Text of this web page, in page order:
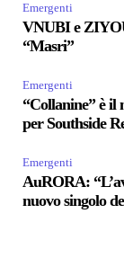
Emergenti
VNUBI e
“Masri”
Emergenti
“Collanine” è il
per Southside
Emergenti
AuRORA:
nuovo singolo